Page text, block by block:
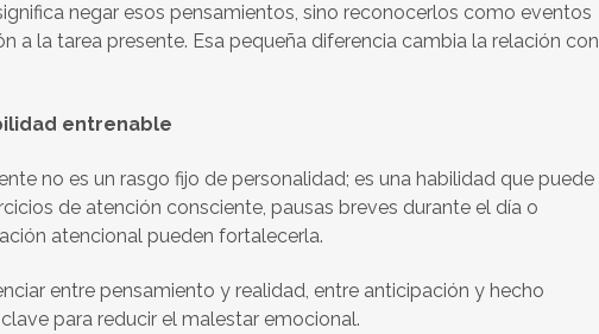
negar esos pensamientos, sino reconocerlos como eventos
a la tarea presente. Esa pequeña diferencia cambia la relación con
entrenable
no es un rasgo fijo de personalidad; es una habilidad que puede
de atención consciente, pausas breves durante el día o
atencional pueden fortalecerla.
entre pensamiento y realidad, entre anticipación y hecho
para reducir el malestar emocional.